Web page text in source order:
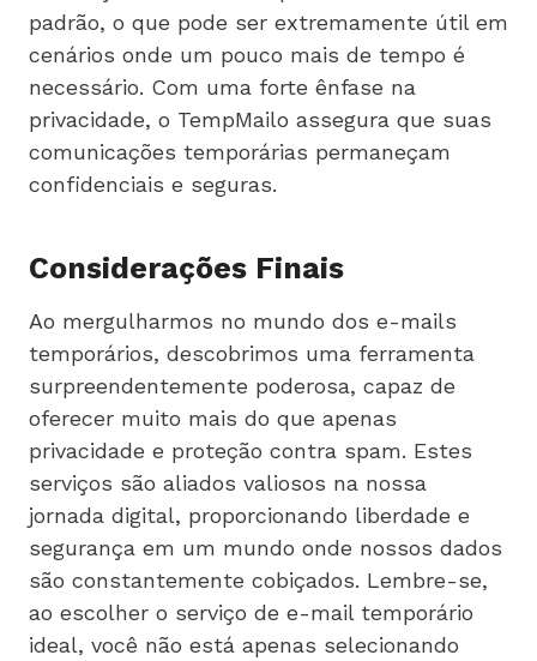
padrão, o que pode ser extremamente útil em
cenários onde um pouco mais de tempo é
necessário. Com uma forte ênfase na
privacidade, o TempMailo assegura que suas
comunicações temporárias permaneçam
confidenciais e seguras.
Considerações Finais
Ao mergulharmos no mundo dos e-mails
temporários, descobrimos uma ferramenta
surpreendentemente poderosa, capaz de
oferecer muito mais do que apenas
privacidade e proteção contra spam. Estes
serviços são aliados valiosos na nossa
jornada digital, proporcionando liberdade e
segurança em um mundo onde nossos dados
são constantemente cobiçados. Lembre-se,
ao escolher o serviço de e-mail temporário
ideal, você não está apenas selecionando